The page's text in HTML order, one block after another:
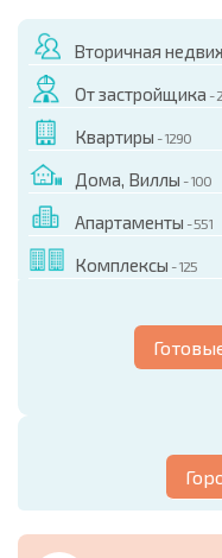
Вторичная
От застройщика -
Квартиры - 1290
Дома, Виллы - 100
Апартаменты - 551
Комплексы - 125